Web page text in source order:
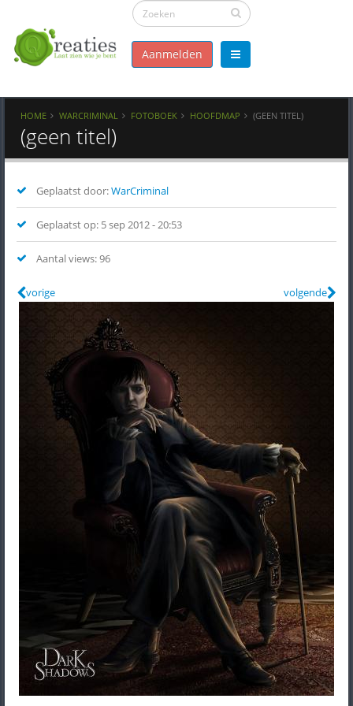
Aanmelden
HOME WARCRIMINAL FOTOBOEK HOOFDMAP (GEEN TITEL)
(geen titel)
Geplaatst door:WarCriminal
Geplaatst op: 5 sep 2012 - 20:53
Aantal views: 96
vorige volgende